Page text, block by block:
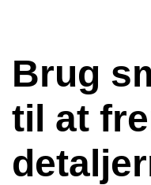
Brug
til at